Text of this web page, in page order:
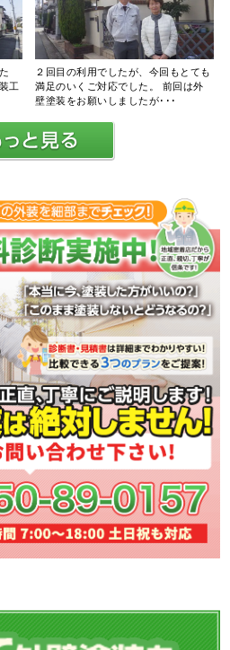
工
２回目の利用でしたが、今回もとても
満足のいくご対応でした。 前回は外
壁塗装をお願いしましたが･･･